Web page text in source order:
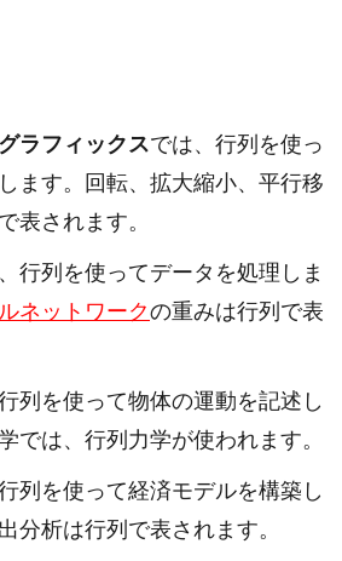
ラフィックスでは、行列を使っ
ます。回転、拡大縮小、平行移
表されます。
行列を使ってデータを処理しま
ネットワークの重みは行列で表
列を使って物体の運動を記述し
では、行列力学が使われます。
列を使って経済モデルを構築し
分析は行列で表されます。